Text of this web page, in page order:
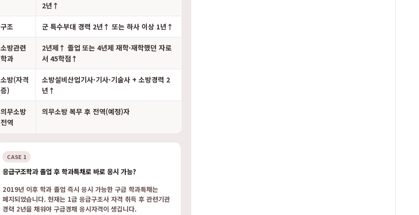
2년↑
구조 군 특수부대 경력 2년↑ 또는 하사 이상 1년↑
소방관련
학과
2년제↑ 졸업 또는 4년제 재학·재학했던 자로
서 45학점↑
소방(자격
증)
소방설비산업기사·기사·기술사 + 소방경력 2
년↑
의무소방
전역
의무소방 복무 후 전역(예정)자
CASE 1
응급구조학과 졸업 후 학과특채로 바로 응시 가능?
2019년 이후 학과 졸업 즉시 응시 가능한 구급 학과특채는
폐지되었습니다. 현재는 1급 응급구조사 자격 취득 후 관련기관
경력 2년을 채워야 구급경채 응시자격이 생깁니다.